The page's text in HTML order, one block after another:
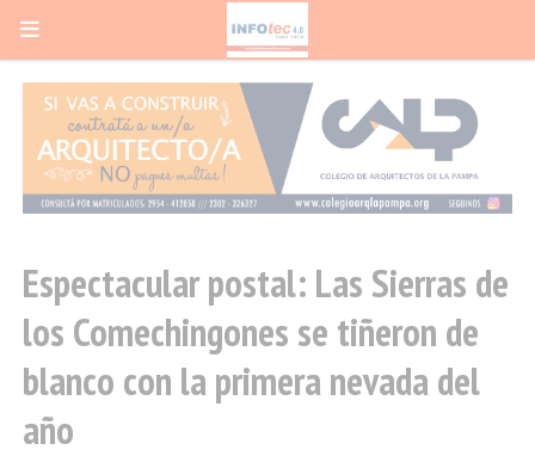
Espectacular postal: Las Sierras de
los Comechingones se tiñeron de
blanco con la primera nevada del
año